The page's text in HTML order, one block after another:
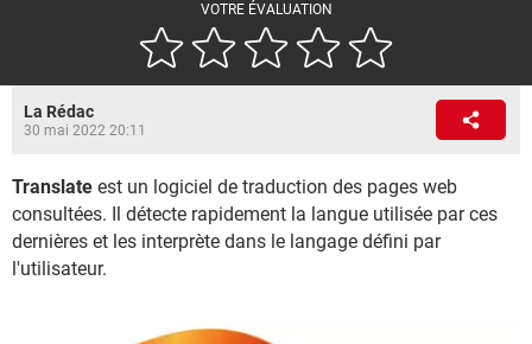
VOTRE ÉVALUATION
La Rédac
30 mai 2022 20:11
Translate est un logiciel de traduction des pages web
consultées. Il détecte rapidement la langue utilisée par ces
dernières et les interprète dans le langage défini par
l'utilisateur.